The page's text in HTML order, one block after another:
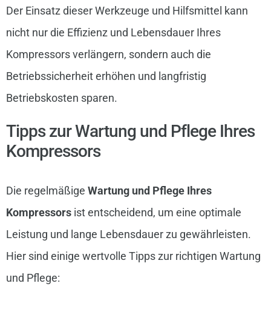
Der Einsatz dieser Werkzeuge und Hilfsmittel kann
nicht nur die Effizienz und Lebensdauer Ihres
Kompressors verlängern, sondern auch die
Betriebssicherheit erhöhen und langfristig
Betriebskosten sparen.
Tipps zur Wartung und Pflege Ihres
Kompressors
Die regelmäßige Wartung und Pflege Ihres
Kompressorsist entscheidend, um eine optimale
Leistung und lange Lebensdauer zu gewährleisten.
Hier sind einige wertvolle Tipps zur richtigen Wartung
und Pflege: